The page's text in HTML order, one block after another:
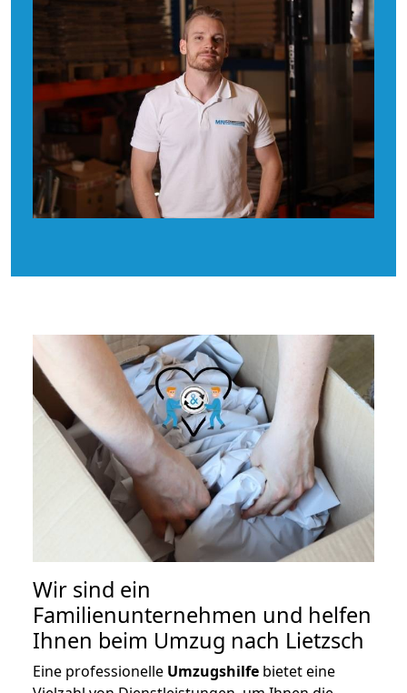
Wir sind ein
Familienunternehmen und helfen
Ihnen beim Umzug nach Lietzsch
Eine professionelle Umzugshilfe bietet eine